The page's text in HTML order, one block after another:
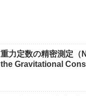
重力定数の精密測定（
the Gravitational